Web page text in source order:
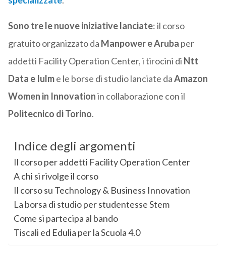
Sono tre le nuove iniziative lanciate: il corso
gratuito organizzato da Manpower e Aruba per
addetti Facility Operation Center, i tirocini di Ntt
Data e Iulme le borse di studio lanciate daAmazon
Women in Innovationin collaborazione con il
Politecnico di Torino.
Indice degli argomenti
Il corso per addetti Facility Operation Center
A chi si rivolge il corso
Il corso su Technology & Business Innovation
La borsa di studio per studentesse Stem
Come si partecipa al bando
Tiscali ed Edulia per la Scuola 4.0